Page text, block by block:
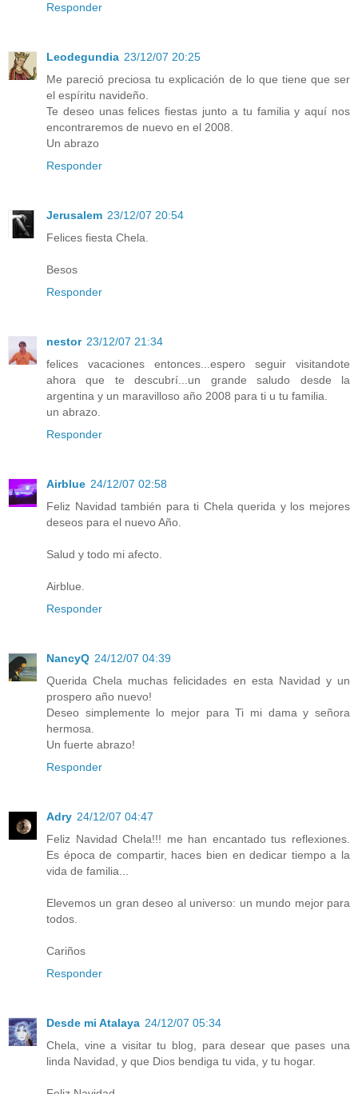
Responder
Leodegundia 23/12/07 20:25
Me pareció preciosa tu explicación de lo que tiene que ser
el espíritu navideño.
Te deseo unas felices fiestas junto a tu familia y aquí nos
encontraremos de nuevo en el 2008.
Un abrazo
Responder
Jerusalem 23/12/07 20:54
Felices fiesta Chela.
Besos
Responder
nestor 23/12/07 21:34
felices vacaciones entonces...espero seguir visitandote
ahora que te descubrí...un grande saludo desde la
argentina y un maravilloso año 2008 para ti u tu familia.
un abrazo.
Responder
Airblue 24/12/07 02:58
Feliz Navidad también para ti Chela querida y los mejores
deseos para el nuevo Año.
Salud y todo mi afecto.
Airblue.
Responder
NancyQ 24/12/07 04:39
Querida Chela muchas felicidades en esta Navidad y un
prospero año nuevo!
Deseo simplemente lo mejor para Ti mi dama y señora
hermosa.
Un fuerte abrazo!
Responder
Adry 24/12/07 04:47
Feliz Navidad Chela!!! me han encantado tus reflexiones.
Es época de compartir, haces bien en dedicar tiempo a la
vida de familia...
Elevemos un gran deseo al universo: un mundo mejor para
todos.
Cariños
Responder
Desde mi Atalaya 24/12/07 05:34
Chela, vine a visitar tu blog, para desear que pases una
linda Navidad, y que Dios bendiga tu vida, y tu hogar.